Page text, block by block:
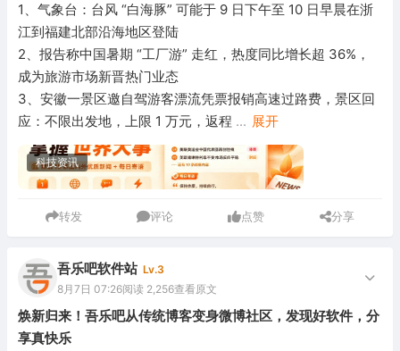
1、气象台：台风 “白海豚” 可能于 9 日下午至 10 日早晨在浙
江到福建北部沿海地区登陆
2、报告称中国暑期 “工厂游” 走红，热度同比增长超 36%，
成为旅游市场新晋热门业态
3、安徽一景区邀自驾游客漂流凭票报销高速过路费，景区回
应：不限出发地，上限 1 万元，返程 ... 展开
科技资讯
转发 评论 点赞 分享
吾乐吧软件站 Lv.3
8月7日 07:26阅读 2,256查看原文
焕新归来！吾乐吧从传统博客变身微博社区，发现好软件，分
享真快乐